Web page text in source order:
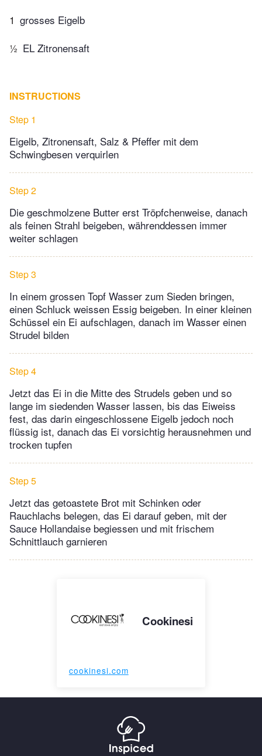
1 grosses Eigelb
½ EL Zitronensaft
INSTRUCTIONS
Step 1
Eigelb, Zitronensaft, Salz & Pfeffer mit dem
Schwingbesen verquirlen
Step 2
Die geschmolzene Butter erst Tröpfchenweise, danach
als feinen Strahl beigeben, währenddessen immer
weiter schlagen
Step 3
In einem grossen Topf Wasser zum Sieden bringen,
einen Schluck weissen Essig beigeben. In einer kleinen
Schüssel ein Ei aufschlagen, danach im Wasser einen
Strudel bilden
Step 4
Jetzt das Ei in die Mitte des Strudels geben und so
lange im siedenden Wasser lassen, bis das Eiweiss
fest, das darin eingeschlossene Eigelb jedoch noch
flüssig ist, danach das Ei vorsichtig herausnehmen und
trocken tupfen
Step 5
Jetzt das getoastete Brot mit Schinken oder
Rauchlachs belegen, das Ei darauf geben, mit der
Sauce Hollandaise begiessen und mit frischem
Schnittlauch garnieren
Cookinesi
cookinesi.com